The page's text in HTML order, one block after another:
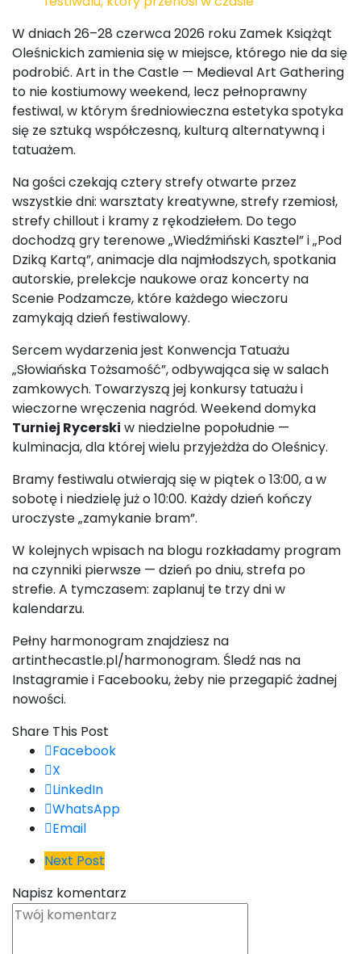
W dniach 26–28 czerwca 2026 roku Zamek Książąt
Oleśnickich zamienia się w miejsce, którego nie da się
podrobić. Art in the Castle — Medieval Art Gathering
to nie kostiumowy weekend, lecz pełnoprawny
festiwal, w którym średniowieczna estetyka spotyka
się ze sztuką współczesną, kulturą alternatywną i
tatuażem.
Na gości czekają cztery strefy otwarte przez
wszystkie dni: warsztaty kreatywne, strefy rzemiosł,
strefy chillout i kramy z rękodziełem. Do tego
dochodzą gry terenowe „Wiedźmiński Kasztel” i „Pod
Dziką Kartą”, animacje dla najmłodszych, spotkania
autorskie, prelekcje naukowe oraz koncerty na
Scenie Podzamcze, które każdego wieczoru
zamykają dzień festiwalowy.
Sercem wydarzenia jest Konwencja Tatuażu
„Słowiańska Tożsamość”, odbywająca się w salach
zamkowych. Towarzyszą jej konkursy tatuażu i
wieczorne wręczenia nagród. Weekend domyka
Turniej Rycerski w niedzielne popołudnie —
kulminacja, dla której wielu przyjeżdża do Oleśnicy.
Bramy festiwalu otwierają się w piątek o 13:00, a w
sobotę i niedzielę już o 10:00. Każdy dzień kończy
uroczyste „zamykanie bram”.
W kolejnych wpisach na blogu rozkładamy program
na czynniki pierwsze — dzień po dniu, strefa po
strefie. A tymczasem: zaplanuj te trzy dni w
kalendarzu.
Pełny harmonogram znajdziesz na
artinthecastle.pl/harmonogram. Śledź nas na
Instagramie i Facebooku, żeby nie przegapić żadnej
nowości.
Share This Post
Facebook
X
LinkedIn
WhatsApp
Email
Next Post
Napisz komentarz